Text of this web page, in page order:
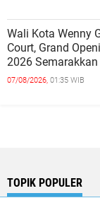
Wali Kota Wenny
Court, Grand
2026
07/08/2026, 01:35 WIB
TOPIK POPULER